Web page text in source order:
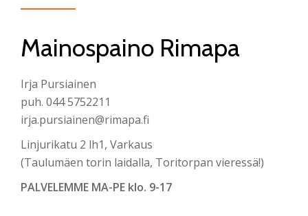
Mainospaino Rimapa
Irja Pursiainen
puh. 044 5752211
irja.pursiainen@rimapa.fi
Linjurikatu 2 lh1, Varkaus
(Taulumäen torin laidalla, Toritorpan vieressä!)
PALVELEMME MA-PE klo. 9-17